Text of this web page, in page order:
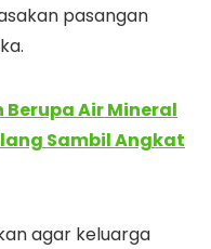
pasangan
Air Mineral
Sambil Angkat
agar keluarga